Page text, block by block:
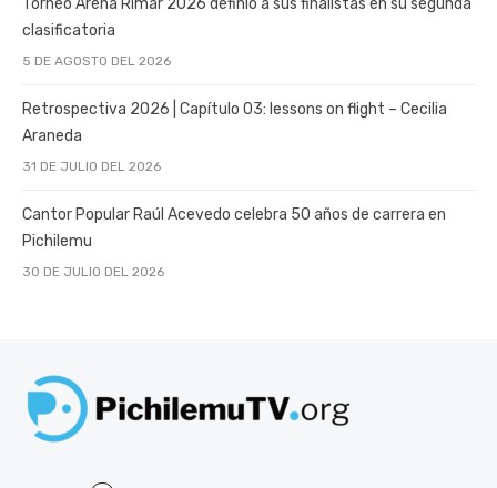
clasificatoria
5 DE AGOSTO DEL 2026
Retrospectiva 2026 | Capítulo 03: lessons on flight – Cecilia
Araneda
31 DE JULIO DEL 2026
Cantor Popular Raúl Acevedo celebra 50 años de carrera en
Pichilemu
30 DE JULIO DEL 2026